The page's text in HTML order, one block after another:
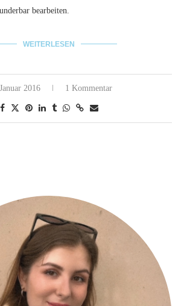
bearbeiten.
WEITERLESEN
2016 1 Kommentar